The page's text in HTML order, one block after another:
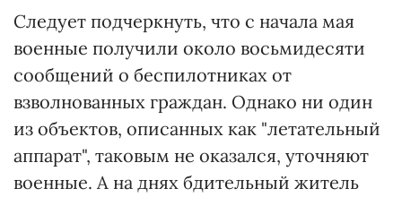
Следует подчеркнуть, что с начала мая
военные получили около восьмидесяти
сообщений о беспилотниках от
взволнованных граждан. Однако ни один
из объектов, описанных как "летательный
аппарат", таковым не оказался, уточняют
военные. А на днях бдительный житель